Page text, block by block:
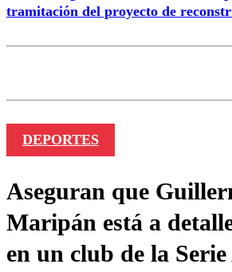
tramitación del proyecto de
DEPORTES
Aseguran que
Maripán está a
en un club de la Serie